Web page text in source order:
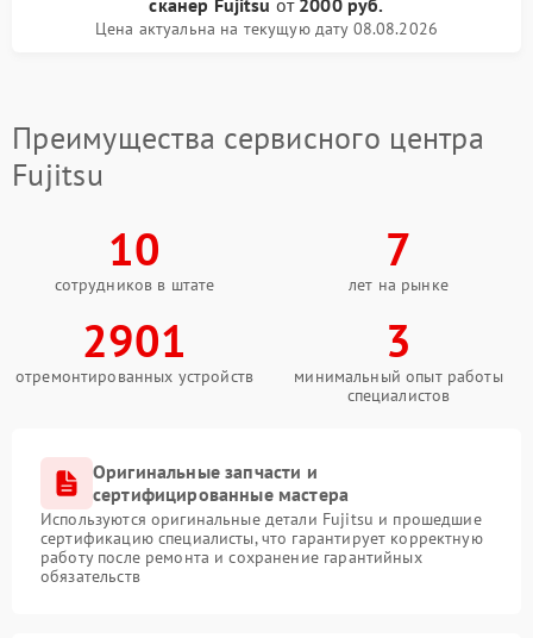
сканер Fujitsu от 2000 руб.
Цена актуальна на текущую дату 08.08.2026
Преимущества сервисного центра
Fujitsu
10
сотрудников в штате
7
лет на рынке
2901
отремонтированных устройств
3
минимальный опыт работы
специалистов
Оригинальные запчасти и
сертифицированные мастера
Используются оригинальные детали Fujitsu и прошедшие
сертификацию специалисты, что гарантирует корректную
работу после ремонта и сохранение гарантийных
обязательств